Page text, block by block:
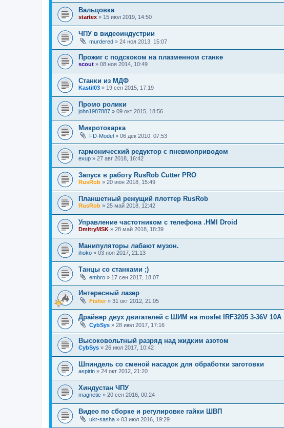
Вальцовка
startex » 15 июл 2019, 14:50
ЧПУ в видеоиндустрии
murdered » 24 ноя 2013, 15:07
Прожиг с подскоком на плазменном станке
scout » 08 ноя 2014, 10:49
Станки из МДФ
Kastil03 » 19 сен 2015, 17:19
Промо ролики
john1987887 » 09 окт 2015, 18:56
Микротокарка
FD-Model » 06 дек 2010, 07:53
гармонический редуктор с пневмоприводом
exup » 27 авг 2018, 16:42
Запуск в работу RusRob Cutter PRO
RusRob » 20 июн 2018, 15:49
Планшетный режущий плоттер RusRob
RusRob » 25 май 2018, 12:42
Управление частотником с телефона .HMI Droid
DmitryMSK » 28 май 2018, 18:39
Манипуляторы лабают музон.
ihoko » 03 ноя 2017, 21:13
Танцы со станками ;)
embro » 17 сен 2017, 18:07
Интересный лазер
Fisher» 31 окт 2012, 21:05
Драйвер двух двигателей с ШИМ на mosfet IRF3205 3-36V 10А
CybSys » 28 июл 2017, 17:16
Высоковольтный разряд над жидким азотом
CybSys » 26 июл 2017, 10:42
Шпиндель со сменой насадок для обработки заготовки
aspirin » 24 окт 2012, 21:20
Хиндустан ЧПУ
magnetic » 20 сен 2016, 00:24
Видео по сборке и регулировке гайки ШВП
ukr-sasha » 03 июл 2016, 19:29